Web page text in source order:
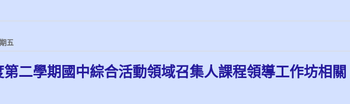
五
第二學期國中綜合活動領域召集人課程領導工作坊相關